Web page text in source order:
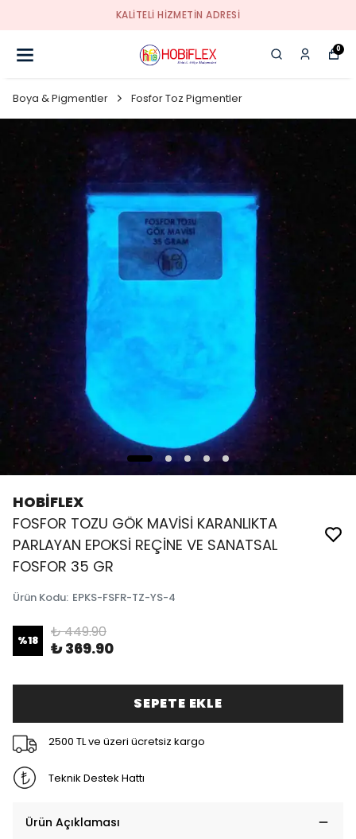
KALİTELİ HİZMETİN ADRESİ
0
Boya & Pigmentler Fosfor Toz Pigmentler
HOBİFLEX
FOSFOR TOZU GÖK MAVİSİ KARANLIKTA
PARLAYAN EPOKSİ REÇİNE VE SANATSAL
FOSFOR 35 GR
Ürün Kodu: EPKS-FSFR-TZ-YS-4
%18 ₺ 449.90
₺ 369.90
SEPETE EKLE
2500 TL ve üzeri ücretsiz kargo
Teknik Destek Hattı
Ürün Açıklaması